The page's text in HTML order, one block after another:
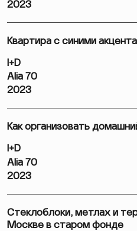
2023
Квартира с синими
I+D
Alia 70
2023
Как организовать
I+D
Alia 70
2023
Стеклоблоки, метлах и
Москве в старом фонде